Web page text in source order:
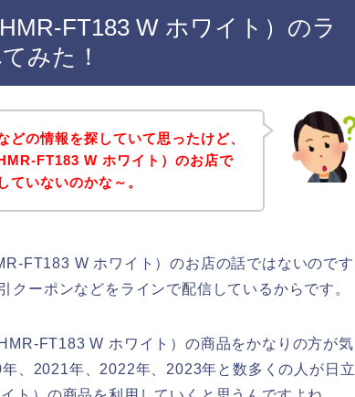
FT183 W ホワイト）のラ
みた！
どの情報を探していて思ったけど、
FT183 W ホワイト）のお店で
ていないのかな～。
FT183 W ホワイト）のお店の話ではないのです
クーポンなどをラインで配信しているからです。
FT183 W ホワイト）の商品をかなりの方が気
、2021年、2022年、2023年と数多くの人が日立